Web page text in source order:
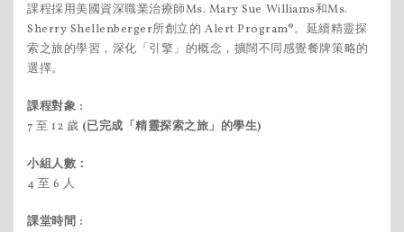
課程採用美國資深職業治療師Ms. Mary Sue Williams和Ms.
Sherry Shellenberger所創立的 Alert Program®。延續精靈探
索之旅的學習，深化「引擎」的概念，擴闊不同感覺餐牌策略的
選擇。
課程對象 :
7 至 12 歲 (已完成「精靈探索之旅」的學生)
小組人數：
4 至 6 人
課堂時間 :